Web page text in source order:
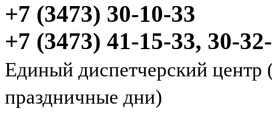
+7 (3473) 30-10-33
+7 (3473) 41-15-33, 30-
Единый диспетчерский центр
праздничные дни)